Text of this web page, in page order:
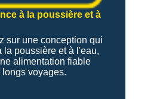
à la poussière et à
sur une conception qui
la poussière et à l'eau,
alimentation fiable
longs voyages.